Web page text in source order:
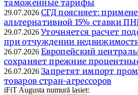
таможенные тарифы
29.07.2026 СГД поясняет:
альтернативной 15% ставки
29.07.2026 Уточняется расчет
при отчуждении
26.07.2026 Европейский
сохраняет прежние
26.07.2026 Запретят импорт
товаров стран-агрессоров
iFiT Augusta numurā lasiet: